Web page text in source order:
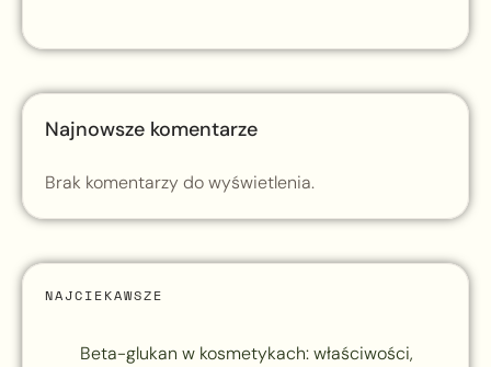
Najnowsze komentarze
Brak komentarzy do wyświetlenia.
NAJCIEKAWSZE
Beta-glukan w kosmetykach: właściwości,